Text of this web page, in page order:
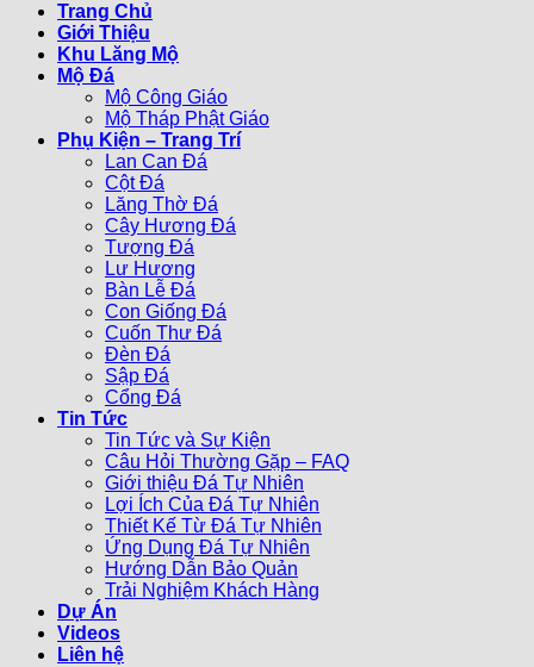
Trang Chủ
Giới Thiệu
Khu Lăng Mộ
Mộ Đá
Mộ Công Giáo
Mộ Tháp Phật Giáo
Phụ Kiện – Trang Trí
Lan Can Đá
Cột Đá
Lăng Thờ Đá
Cây Hương Đá
Tượng Đá
Lư Hương
Bàn Lễ Đá
Con Giống Đá
Cuốn Thư Đá
Đèn Đá
Sập Đá
Cổng Đá
Tin Tức
Tin Tức và Sự Kiện
Câu Hỏi Thường Gặp – FAQ
Giới thiệu Đá Tự Nhiên
Lợi Ích Của Đá Tự Nhiên
Thiết Kế Từ Đá Tự Nhiên
Ứng Dụng Đá Tự Nhiên
Hướng Dẫn Bảo Quản
Trải Nghiệm Khách Hàng
Dự Án
Videos
Liên hệ